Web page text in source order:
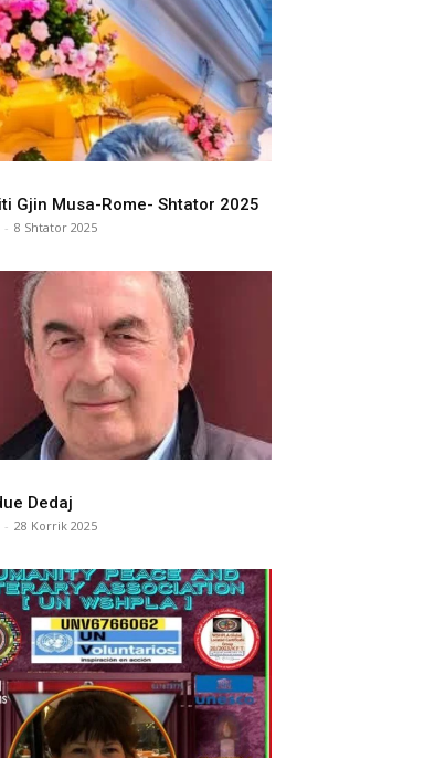
Gjin Musa-Rome- Shtator 2025
- 8 Shtator 2025
Dedaj
- 28 Korrik 2025